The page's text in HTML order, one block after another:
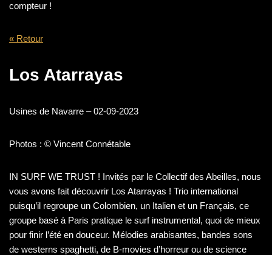
compteur !
« Retour
Los Atarrayas
Usines de Navarre – 02-09-2023
Photos : © Vincent Connétable
IN SURF WE TRUST ! Invités par le Collectif des Abeilles, nous
vous avons fait découvrir Los Atarrayas ! Trio international
puisqu’il regroupe un Colombien, un Italien et un Français, ce
groupe basé à Paris pratique le surf instrumental, quoi de mieux
pour finir l’été en douceur. Mélodies arabisantes, bandes sons
de westerns spaghetti, de B-movies d’horreur ou de science